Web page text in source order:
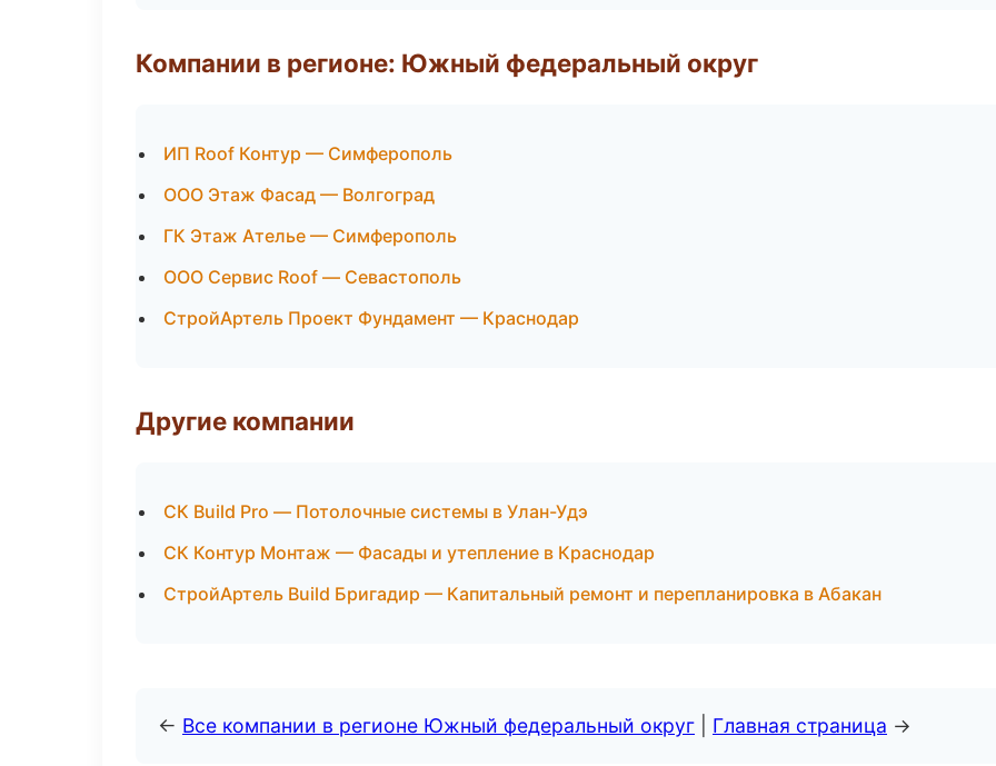
Компании в регионе: Южный федеральный округ
ИП Roof Контур — Симферополь
ООО Этаж Фасад — Волгоград
ГК Этаж Ателье — Симферополь
ООО Сервис Roof — Севастополь
СтройАртель Проект Фундамент — Краснодар
Другие компании
СК Build Pro — Потолочные системы в Улан-Удэ
СК Контур Монтаж — Фасады и утепление в Краснодар
СтройАртель Build Бригадир — Капитальный ремонт и перепланировка в Абакан
← Все компании в регионе Южный федеральный округ Главная страница →